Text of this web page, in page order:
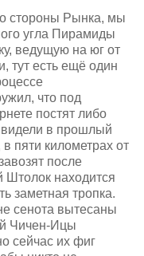
стороны Рынка, мы
угла Пирамиды
ведущую на юг от
тут есть ещё один
что под
постят либо
в прошлый
пяти километрах от
после
Штолок находится
заметная тропка.
сенота вытесаны
Чичен-Ицы
сейчас их фиг